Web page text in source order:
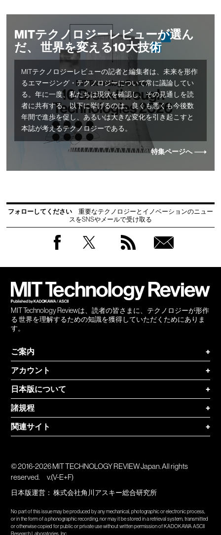
MITテクノロジーレビューが選ん
だ、 世界を変える10大技術
MITテクノロジーレビューの記者と編集者は、未来を形作
るエマージング・テクノロジーについて常に議論してい
る。年に一度、私たちは現状を確認し、その見通しを読
者に共有する。以下に挙げるのは、良くも悪くも今後数
年間で進歩を促し、あるいは大きな変化を引き起こすと
本誌が考えるテクノロジーである。
特集ページへ
フォローしてください
重要なテクノロジーとイノベーションのニュー
スをSNSやメールで受け取る
MIT Technology Reviewは、読者の皆さまに、テクノロジーが形作
る 世界を理解するための知識を獲得していただくためにありま
す。
ご案内
+
アカウント
+
日本版について
+
諸規程
+
関連サイト
+
© 2016-2026 MIT TECHNOLOGY REVIEW Japan. All rights
reserved.
v.(V-E+F)
日本版運営：株式会社角川アスキー総合研究所
No part of this issue may be produced by any mechanical, photographic or electronic process,
or in the form of a phonographic recording, nor may it be stored in a retrieval system, transmitted
or otherwise copied for public or private use without written permission of KADOKAWA ASCII
Research Laboratories, Inc.